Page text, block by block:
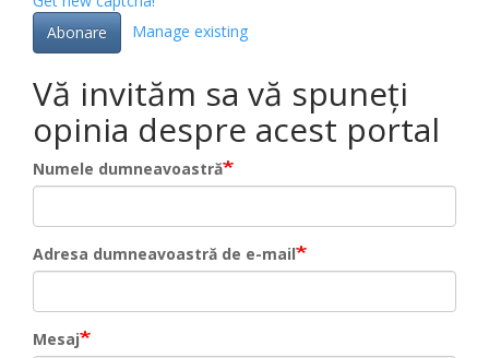
Abonare
Manage existing
Vă invităm sa vă spuneți
opinia despre acest portal
Numele dumneavoastră
Adresa dumneavoastră de e-mail
Mesaj